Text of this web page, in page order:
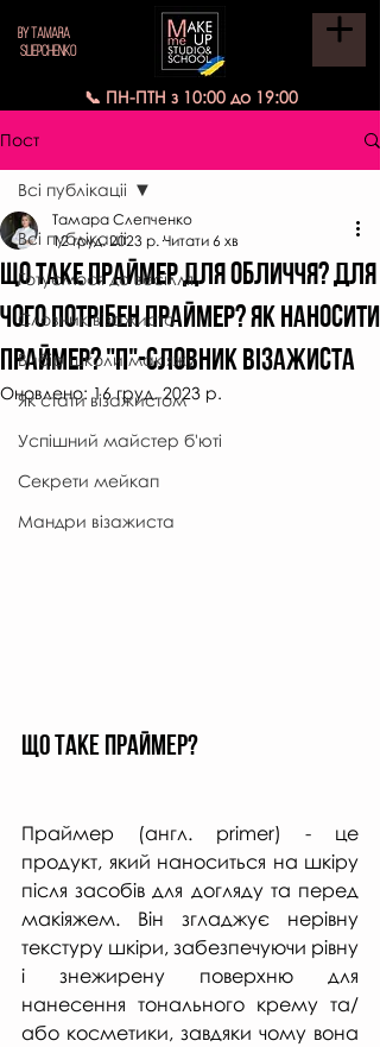
BY TAMARA
SLIEPCHENKO
📞 ПН-ПТН з 10:00 до 19:00
Пост
Всі публікаціі
Готуємося до весілля
Словник візажиста
Вибір школи макіяжу
Як стати візажистом
Успішний майстер б'юті
Секрети мейкап
Мандри візажиста
Всі публікаціі
ЩО ТАКЕ ПРАЙМЕР ДЛЯ ОБЛИЧЧЯ? Для
чого потрібен ПРАЙМЕР? ЯК НАНОСИТИ
ПРАЙМЕР? "П"-СЛОВНИК ВІЗАЖИСТА
Тамара Слепченко
12 груд. 2023 р. Читати 6 хв
Оновлено:16 груд. 2023 р.
Що таке праймер?
Праймер (англ. primer) - це
продукт, який наноситься на шкіру
після засобів для догляду та перед
макіяжем. Він згладжує нерівну
текстуру шкіри, забезпечуючи рівну
і знежирену поверхню для
нанесення тонального крему та/
або косметики, завдяки чому вона